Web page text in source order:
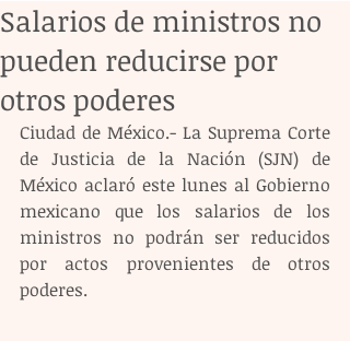
Salarios de ministros no
pueden reducirse por
otros poderes
Ciudad de México.- La Suprema Corte
de Justicia de la Nación (SJN) de
México aclaró este lunes al Gobierno
mexicano que los salarios de los
ministros no podrán ser reducidos
por actos provenientes de otros
poderes.